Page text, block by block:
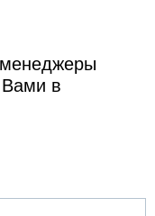
Вами в